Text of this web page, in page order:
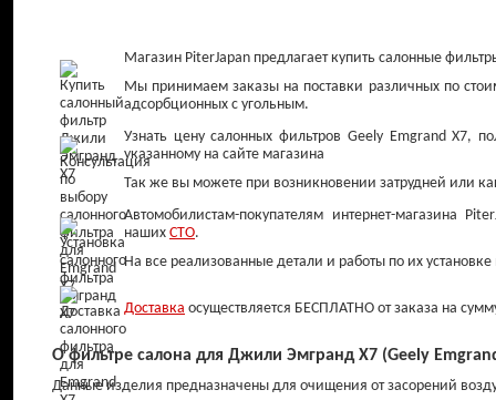
Колодки тормозные
от 900 ₽
Диски
от 1 200 ₽
Магазин PiterJapan предлагает купить салонные
Мы принимаем заказы на поставки различных по
адсорбционных с угольным.
Узнать цену салонных фильтров Geely Emgrand X7,
указанному на сайте магазина
Так же вы можете при возникновении затрудней или
Автомобилистам-покупателям интернет-магазина
наших СТО.
На все реализованные детали и работы по их установке
Доставка осуществляется БЕСПЛАТНО от заказа на
О фильтре салона для Джили Эмгранд X7 (Geely
Данные изделия предназначены для очищения от засорений